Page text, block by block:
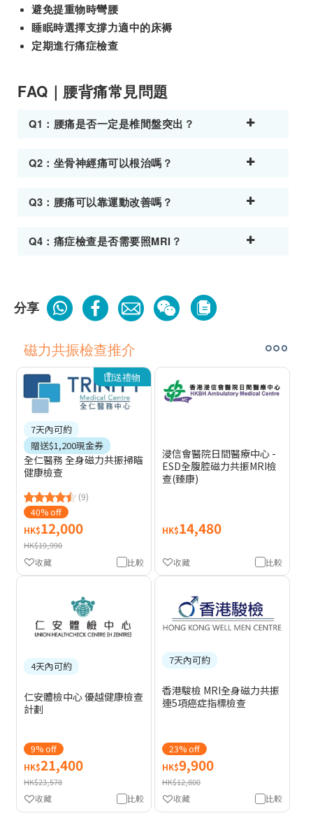
避免提重物時彎腰
睡眠時選擇支撐力適中的床褥
定期進行痛症檢查
FAQ｜腰背痛常見問題
Q1：腰痛是否一定是椎間盤突出？
Q2：坐骨神經痛可以根治嗎？
Q3：腰痛可以靠運動改善嗎？
Q4：痛症檢查是否需要照MRI？
分享
磁力共振檢查推介
送禮物
7天內可約
贈送$1,200現金券
全仁醫務 全身磁力共振掃瞄
健康檢查
(9)
40% off
HK$12,000
HK$19,990
比較
收藏
浸信會醫院日間醫療中心 -
ESD全腹腔磁力共振MRI檢
查(臻康)
HK$14,480
比較
收藏
4天內可約
仁安體檢中心 優越健康檢查
計劃
9% off
HK$21,400
HK$23,578
比較
收藏
7天內可約
香港駿檢 MRI全身磁力共振
連5項癌症指標檢查
23% off
HK$9,900
HK$12,800
比較
收藏